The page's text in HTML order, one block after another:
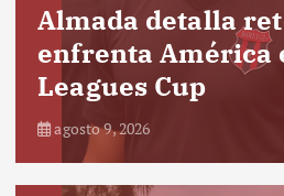
Almada detalla
enfrenta América
Leagues Cup
agosto 9, 2026